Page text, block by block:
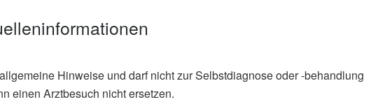
Hinweise und darf nicht zur Selbstdiagnose oder -behandlung
einen Arztbesuch nicht ersetzen.